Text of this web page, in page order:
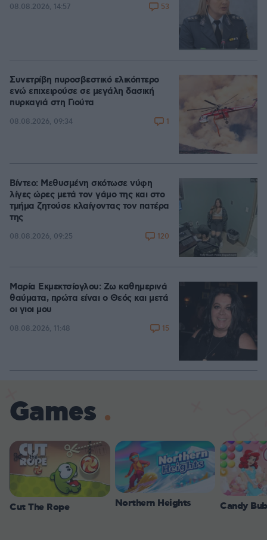
08.08.2026, 14:57 53
Συνετρίβη πυροσβεστικό ελικόπτερο
ενώ επιχειρούσε σε μεγάλη δασική
πυρκαγιά στη Γιούτα
08.08.2026, 09:34 1
Βίντεο: Μεθυσμένη σκότωσε νύφη
λίγες ώρες μετά τον γάμο της και στο
τμήμα ζητούσε κλαίγοντας τον πατέρα
της
08.08.2026, 09:25 120
Μαρία Εκμεκτσίογλου: Ζω καθημερινά
θαύματα, πρώτα είναι ο Θεός και μετά
οι γιοι μου
08.08.2026, 11:48 15
Games
Cut The Rope Northern Heights Candy